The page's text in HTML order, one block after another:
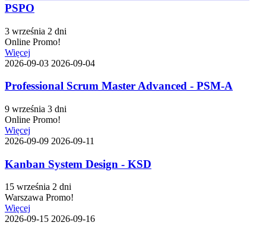
PSPO
3 września 2 dni
Online Promo!
Więcej
2026-09-03 2026-09-04
Professional Scrum Master Advanced - PSM-A
9 września 3 dni
Online Promo!
Więcej
2026-09-09 2026-09-11
Kanban System Design - KSD
15 września 2 dni
Warszawa Promo!
Więcej
2026-09-15 2026-09-16